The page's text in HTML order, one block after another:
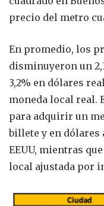
precio del metro
En promedio, los
disminuyeron un
3,2% en dólares
moneda local real.
para adquirir un
billete y en
EEUU, mientras
local ajustada por